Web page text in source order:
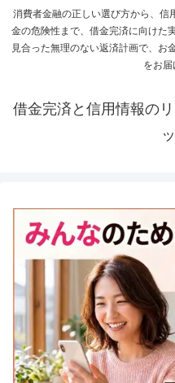
消費者金融の正しい選び方から、信
金の危険性まで、借金完済に向けた
見合った無理のない返済計画で、お
をお届
借金完済と信用情報の